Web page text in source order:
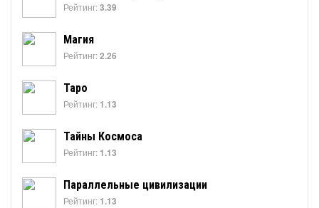
Рейтинг:3.39
Магия
Рейтинг:2.26
Таро
Рейтинг: 1.13
Тайны Космоса
Рейтинг: 1.13
Параллельные цивилизации
Рейтинг: 1.13